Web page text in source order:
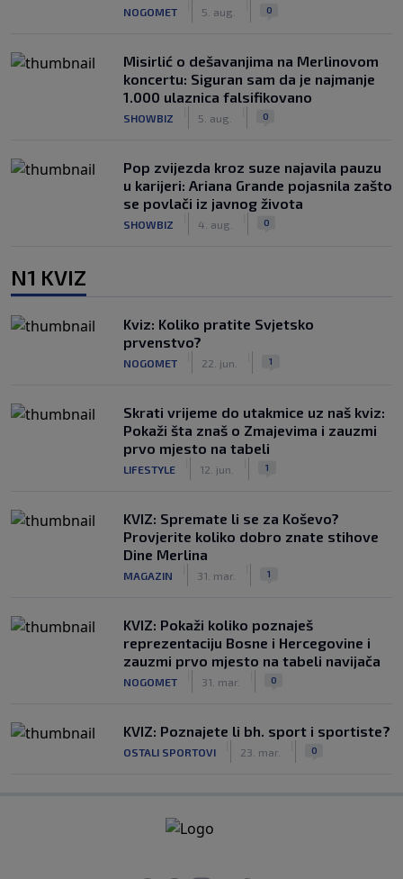
NOGOMET 5. aug. 0
Misirlić o dešavanjima na Merlinovom
koncertu: Siguran sam da je najmanje
1.000 ulaznica falsifikovano
SHOWBIZ 5. aug. 0
Pop zvijezda kroz suze najavila pauzu
u karijeri: Ariana Grande pojasnila zašto
se povlači iz javnog života
SHOWBIZ 4. aug. 0
N1 KVIZ
Kviz: Koliko pratite Svjetsko
prvenstvo?
NOGOMET 22. jun. 1
Skrati vrijeme do utakmice uz naš kviz:
Pokaži šta znaš o Zmajevima i zauzmi
prvo mjesto na tabeli
LIFESTYLE 12. jun. 1
KVIZ: Spremate li se za Koševo?
Provjerite koliko dobro znate stihove
Dine Merlina
MAGAZIN 31. mar. 1
KVIZ: Pokaži koliko poznaješ
reprezentaciju Bosne i Hercegovine i
zauzmi prvo mjesto na tabeli navijača
NOGOMET 31. mar. 0
KVIZ: Poznajete li bh. sport i sportiste?
OSTALI SPORTOVI 23. mar. 0